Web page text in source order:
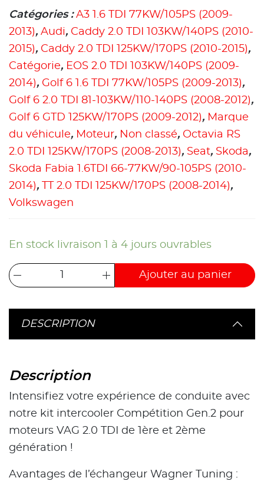
Catégories :A3 1.6 TDI 77KW/105PS (2009-
2013), Audi, Caddy 2.0 TDI 103KW/140PS (2010-
2015), Caddy 2.0 TDI 125KW/170PS (2010-2015),
Catégorie, EOS 2.0 TDI 103KW/140PS (2009-
2014), Golf 6 1.6 TDI 77KW/105PS (2009-2013),
Golf 6 2.0 TDI 81-103KW/110-140PS (2008-2012),
Golf 6 GTD 125KW/170PS (2009-2012), Marque
du véhicule, Moteur, Non classé, Octavia RS
2.0 TDI 125KW/170PS (2008-2013), Seat, Skoda,
Skoda Fabia 1.6TDI 66-77KW/90-105PS (2010-
2014), TT 2.0 TDI 125KW/170PS (2008-2014),
Volkswagen
En stock livraison 1 à 4 jours ouvrables
Ajouter au panier
DESCRIPTION
Description
Intensifiez votre expérience de conduite avec
notre kit intercooler Compétition Gen.2 pour
moteurs VAG 2.0 TDI de 1ère et 2ème
génération !
Avantages de l’échangeur Wagner Tuning :